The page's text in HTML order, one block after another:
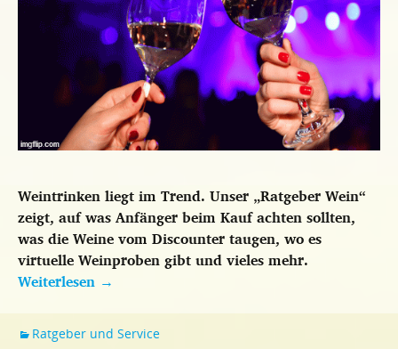
Weintrinken liegt im Trend. Unser „Ratgeber Wein“
zeigt, auf was Anfänger beim Kauf achten sollten,
was die Weine vom Discounter taugen, wo es
virtuelle Weinproben gibt und vieles mehr.
Weiterlesen →
Ratgeber und Service